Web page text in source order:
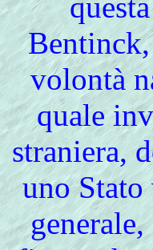
volontà
quale
straniera,
uno